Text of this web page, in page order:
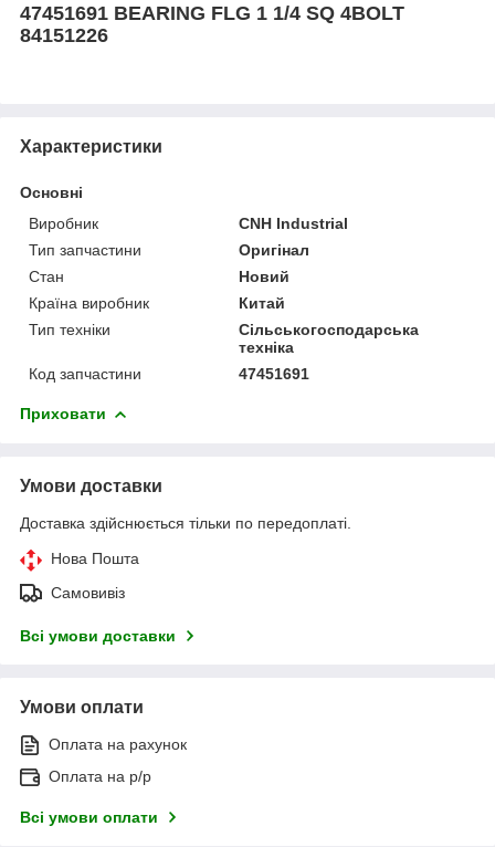
47451691 BEARING FLG 1 1/4 SQ 4BOLT
84151226
Характеристики
Основні
Виробник
CNH Industrial
Тип запчастини
Оригінал
Стан
Новий
Країна виробник
Китай
Тип техніки
Сільськогосподарська
техніка
Код запчастини
47451691
Приховати
Умови доставки
Доставка здійснюється тільки по передоплаті.
Нова Пошта
Самовивіз
Всі умови доставки
Умови оплати
Оплата на рахунок
Оплата на р/р
Всі умови оплати